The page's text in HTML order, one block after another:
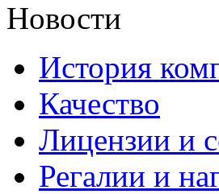
Новости
История
Качество
Лицензии и
Регалии и